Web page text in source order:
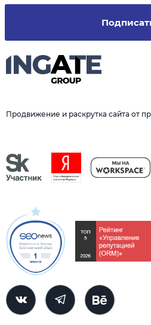
Продвижение и раскрутка сайта от